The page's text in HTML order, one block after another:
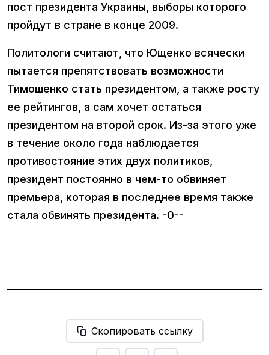
пост президента Украины, выборы которого
пройдут в стране в конце 2009.
Политологи считают, что Ющенко всячески
пытается препятствовать возможности
Тимошенко стать президентом, а также росту
ее рейтингов, а сам хочет остаться
президентом на второй срок. Из-за этого уже
в течение около года наблюдается
противостояние этих двух политиков,
президент постоянно в чем-то обвиняет
премьера, которая в последнее время также
стала обвинять президента. -0--
Скопировать ссылку